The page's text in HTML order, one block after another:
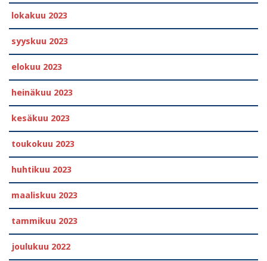
lokakuu 2023
syyskuu 2023
elokuu 2023
heinäkuu 2023
kesäkuu 2023
toukokuu 2023
huhtikuu 2023
maaliskuu 2023
tammikuu 2023
joulukuu 2022